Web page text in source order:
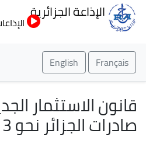
إلى
الإذاعة الجزائرية
الإذاعات
Français
English
قانون الاستثمار
صادرات الجزائر نحو 3 دول إفريقية